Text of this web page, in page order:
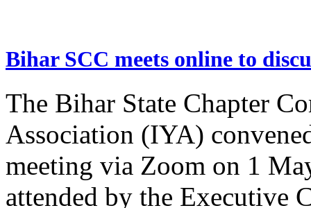
Bihar SCC meets online to
The Bihar State Chapter
Association (IYA)
meeting via Zoom on 1
attended by the Executive